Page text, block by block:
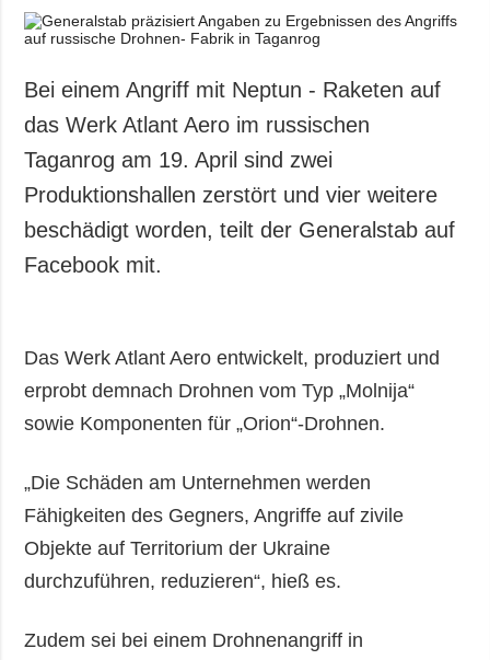
Bei einem Angriff mit Neptun - Raketen auf
das Werk Atlant Aero im russischen
Taganrog am 19. April sind zwei
Produktionshallen zerstört und vier weitere
beschädigt worden, teilt der Generalstab auf
Facebook mit.
Das Werk Atlant Aero entwickelt, produziert und
erprobt demnach Drohnen vom Typ „Molnija“
sowie Komponenten für „Orion“-Drohnen.
„Die Schäden am Unternehmen werden
Fähigkeiten des Gegners, Angriffe auf zivile
Objekte auf Territorium der Ukraine
durchzuführen, reduzieren“, hieß es.
Zudem sei bei einem Drohnenangriff in